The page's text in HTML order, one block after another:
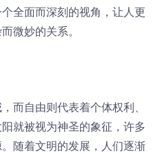
全面而深刻的视角，让人更
微妙的关系。
而自由则代表着个体权利、
就被视为神圣的象征，许多
随着文明的发展，人们逐渐